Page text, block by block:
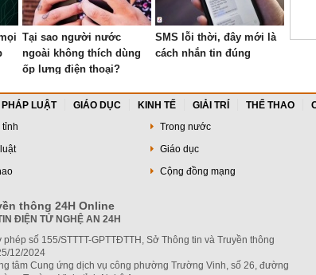
Tại sao người nước
ngoài không thích dùng
ốp lưng điện thoại?
SMS lỗi thời, đây mới là
cách nhắn tin đúng
PHÁP LUẬT GIÁO DỤC KINH TẾ GIẢI TRÍ THỂ THAO
tỉnh Trong nước
Giáo dục
Cộng đồng mạng
thông 24H Online
ĐIỆN TỬ NGHỆ AN 24H
phép số 155/STTTT-GPTTĐTTH, Sở Thông tin và Truyền thông
12/2024
tâm Cung ứng dịch vụ công phường Trường Vinh, số 26, đường